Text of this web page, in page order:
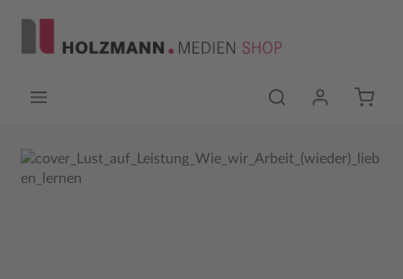
Bildergalerie überspringen